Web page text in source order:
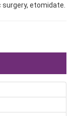
etomidate.